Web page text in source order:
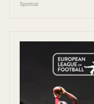
Sportcal